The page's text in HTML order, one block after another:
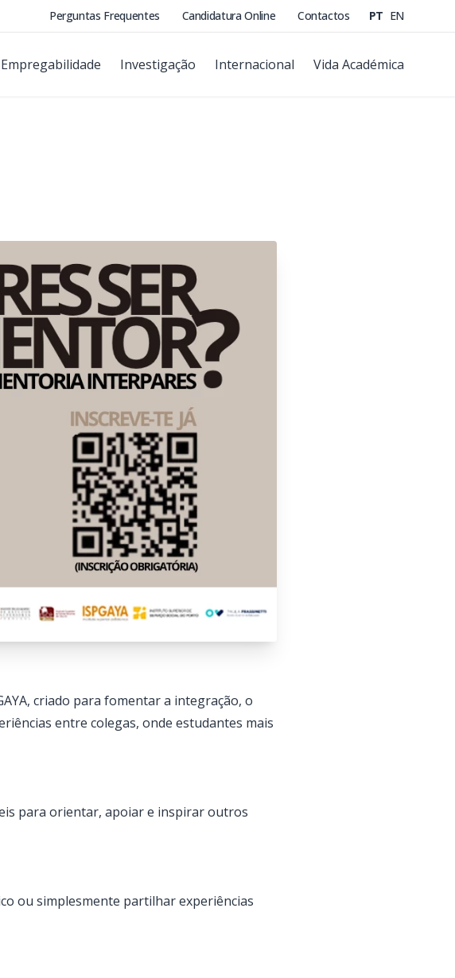
Perguntas Frequentes Candidatura Online Contactos PT EN
Empregabilidade Investigação Internacional Vida Académica
criado para fomentar a integração, o
entre colegas, onde estudantes mais
para orientar, apoiar e inspirar outros
ou simplesmente partilhar experiências